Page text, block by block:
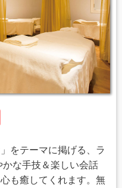
をテーマに掲げる、ラ
な手技＆楽しい会話
も癒してくれます。無